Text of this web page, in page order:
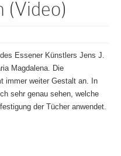
(Video)
Essener Künstlers Jens J.
Magdalena. Die
immer weiter Gestalt an. In
sehr genau sehen, welche
der Tücher anwendet.